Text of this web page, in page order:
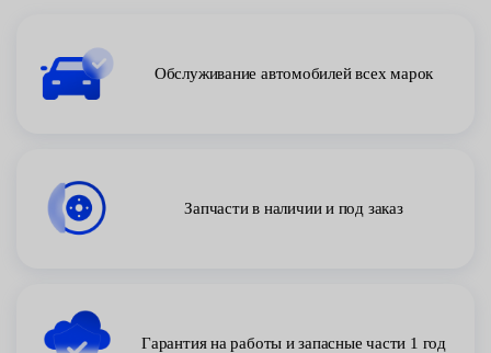
Обслуживание автомобилей всех марок
Запчасти в наличии и под заказ
Гарантия на работы и запасные части 1 год